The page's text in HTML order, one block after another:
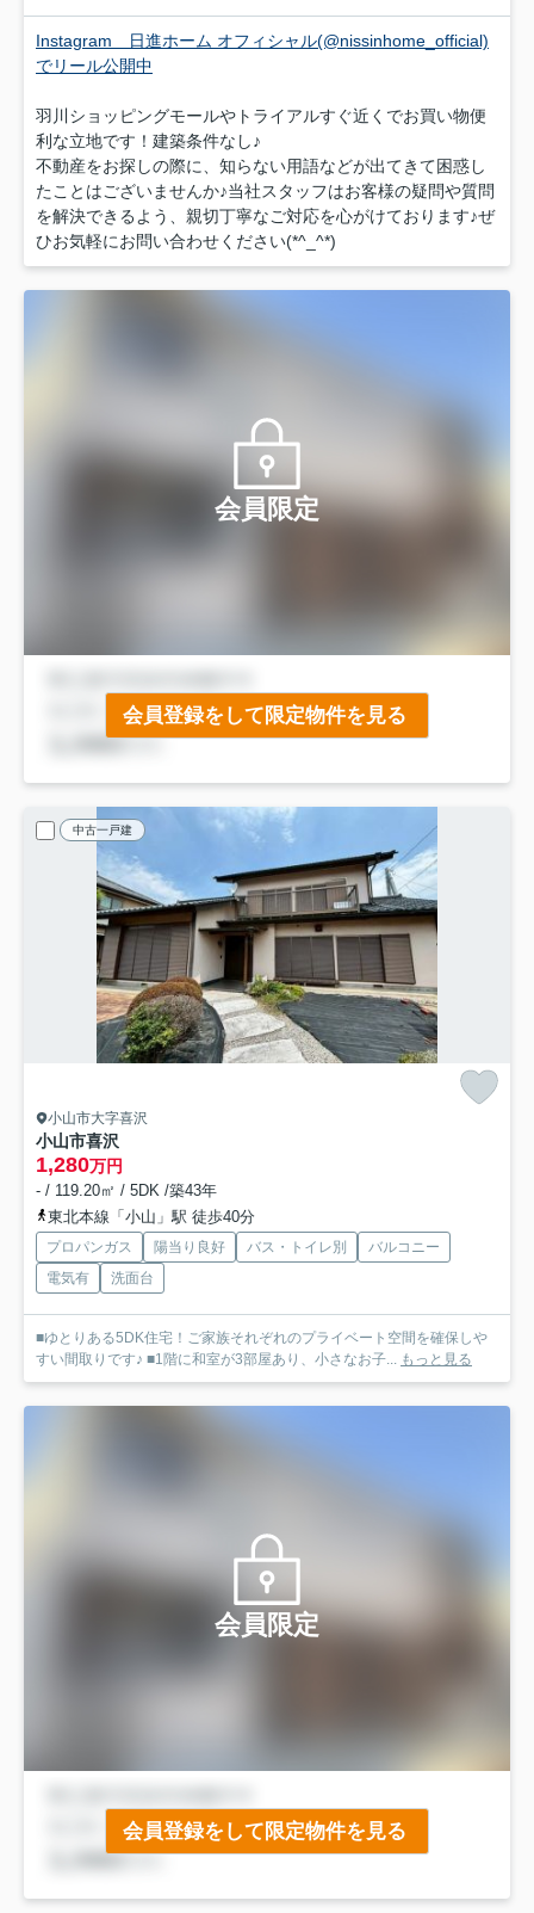
Instagram 日進ホーム オフィシャル(@nissinhome_official)
でリール公開中
羽川ショッピングモールやトライアルすぐ近くでお買い物便
利な立地です！建築条件なし♪
不動産をお探しの際に、知らない用語などが出てきて困惑し
たことはございませんか♪当社スタッフはお客様の疑問や質問
を解決できるよう、親切丁寧なご対応を心がけております♪ぜ
ひお気軽にお問い合わせください(*^_^*)
会員限定
会員登録をして限定物件を見る
中古一戸建
小山市大字喜沢
小山市喜沢
1,280万円
- / 119.20㎡ / 5DK /築43年
東北本線「小山」駅 徒歩40分
プロパンガス 陽当り良好 バス・トイレ別
バルコニー
電気有
洗面台
■ゆとりある5DK住宅！ご家族それぞれのプライベート空間を確保しや
すい間取りです♪ ■1階に和室が3部屋あり、小さなお子... もっと見る
会員限定
会員登録をして限定物件を見る